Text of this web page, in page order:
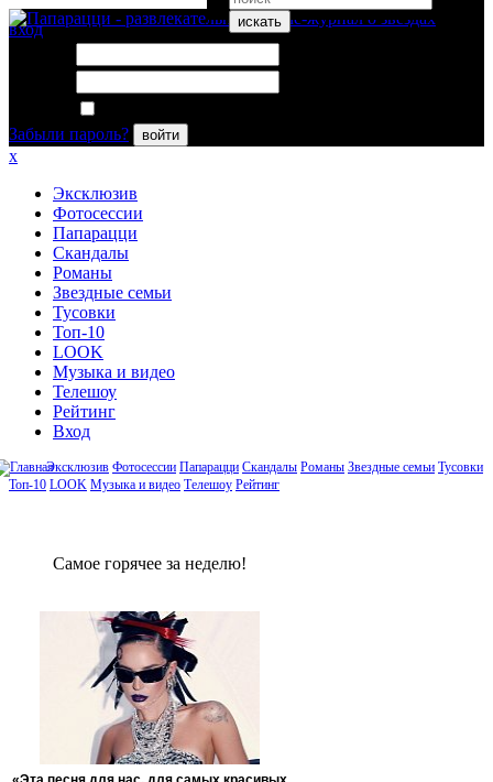
искать
вход
Забыли пароль?
войти
x
Эксклюзив
Фотосессии
Папарацци
Скандалы
Романы
Звездные семьи
Тусовки
Топ-10
LOOK
Музыка и видео
Телешоу
Рейтинг
Вход
Эксклюзив Фотосессии Папарацци Скандалы Романы Звездные семьи Тусовки
Топ-10 LOOK Музыка и видео Телешоу Рейтинг
Сaмое гoрячее за неделю!